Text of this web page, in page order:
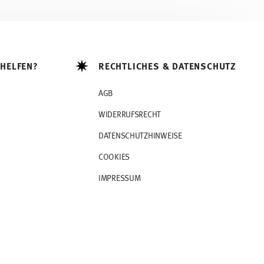
RECHTLICHES & DATENSCHUTZ
AGB
WIDERRUFSRECHT
DATENSCHUTZHINWEISE
COOKIES
IMPRESSUM